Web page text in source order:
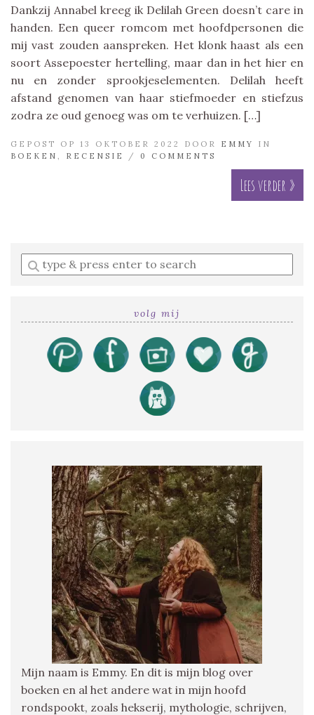
Dankzij Annabel kreeg ik Delilah Green doesn’t care in
handen. Een queer romcom met hoofdpersonen die
mij vast zouden aanspreken. Het klonk haast als een
soort Assepoester hertelling, maar dan in het hier en
nu en zonder sprookjeselementen. Delilah heeft
afstand genomen van haar stiefmoeder en stiefzus
zodra ze oud genoeg was om te verhuizen. […]
GEPOST OP 13 OKTOBER 2022 DOOR EMMY
IN
BOEKEN
RECENSIE / 0 COMMENTS
Lees verder »
Enter
a
volg mij
Mijn naam is Emmy. En dit is mijn blog over
boeken en al het andere wat in mijn hoofd
rondspookt, zoals hekserij, mythologie, schrijven,